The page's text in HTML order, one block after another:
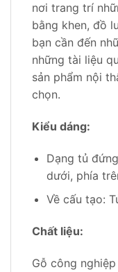
nơi trang trí
bằng khen, đồ
bạn cần đến
những tài liệu
sản phẩm nội
chọn.
Kiểu dáng:
Dạng tủ
dưới, phía
Về cấu tạo:
Chất liệu:
Gỗ công